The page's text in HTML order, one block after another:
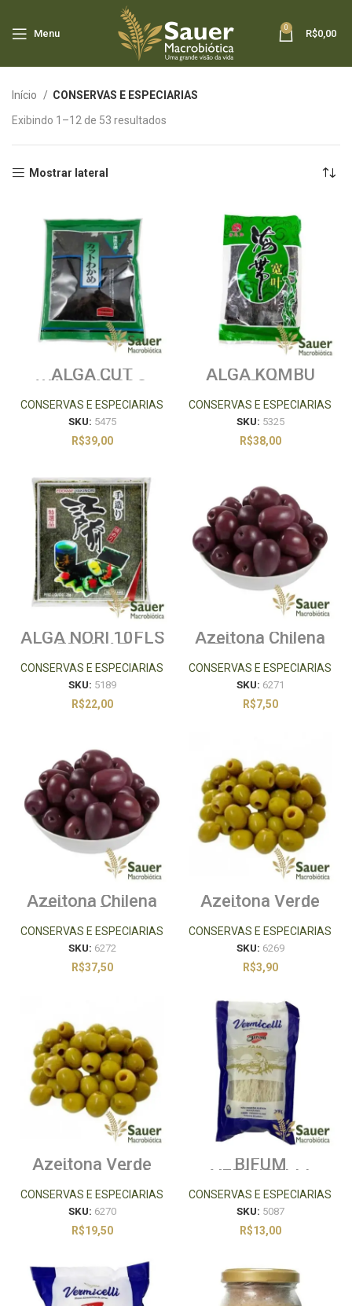
Menu
0
R$0,00
Início
CONSERVAS E ESPECIARIAS
Exibindo 1–12 de 53 resultados
Mostrar lateral
ALGA CUT
WAKAME 80G
CONSERVAS E ESPECIARIAS
SKU: 5475
R$39,00
ALGA KOMBU
150G
CONSERVAS E ESPECIARIAS
SKU: 5325
R$38,00
ALGA NORI 10FLS
EDOMAE
CONSERVAS E ESPECIARIAS
SKU: 5189
R$22,00
Azeitona Chilena
70/90 100g
CONSERVAS E ESPECIARIAS
SKU: 6271
R$7,50
Azeitona Chilena
70/90 500g
CONSERVAS E ESPECIARIAS
SKU: 6272
R$37,50
Azeitona Verde
sem Caroço 100g
CONSERVAS E ESPECIARIAS
SKU: 6269
R$3,90
Azeitona Verde
sem Caroço 500g
CONSERVAS E ESPECIARIAS
SKU: 6270
R$19,50
BIFUM
VERMICELLI
200G
CONSERVAS E ESPECIARIAS
SKU: 5087
R$13,00